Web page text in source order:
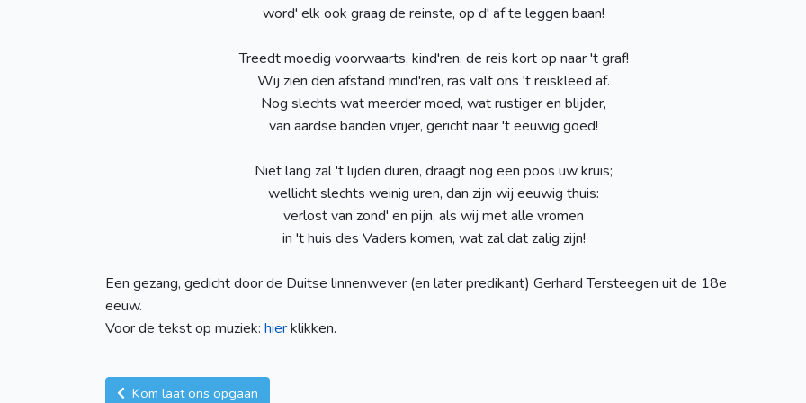
word' elk ook graag de reinste, op d' af te leggen baan!
Treedt moedig voorwaarts, kind'ren, de reis kort op naar 't graf!
Wij zien den afstand mind'ren, ras valt ons 't reiskleed af.
Nog slechts wat meerder moed, wat rustiger en blijder,
van aardse banden vrijer, gericht naar 't eeuwig goed!
Niet lang zal 't lijden duren, draagt nog een poos uw kruis;
wellicht slechts weinig uren, dan zijn wij eeuwig thuis:
verlost van zond' en pijn, als wij met alle vromen
in 't huis des Vaders komen, wat zal dat zalig zijn!
Een gezang, gedicht door de Duitse linnenwever (en later predikant) Gerhard Tersteegen uit de 18e
eeuw.
Voor de tekst op muziek: hierklikken.
Kom laat ons opgaan